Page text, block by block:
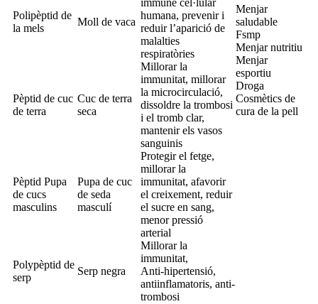
Menjar
saludable
Fsmp
Menjar nutritiu
Menjar
esportiu
Droga
Cosmètics de
cura de la pell
Polipèptid de
la mels
Moll de vaca
immune cel·lular
humana, prevenir i
reduir l’aparició de
malalties
respiratòries
Pèptid de cuc
de terra
Cuc de terra
seca
Millorar la
immunitat, millorar
la microcirculació,
dissoldre la trombosi
i el tromb clar,
mantenir els vasos
sanguinis
Pèptid Pupa
de cucs
masculins
Pupa de cuc
de seda
masculí
Protegir el fetge,
millorar la
immunitat, afavorir
el creixement, reduir
el sucre en sang,
menor pressió
arterial
Polypèptid de
serp
Serp negra
Millorar la
immunitat,
Anti-hipertensió,
antiinflamatoris, anti-
trombosi